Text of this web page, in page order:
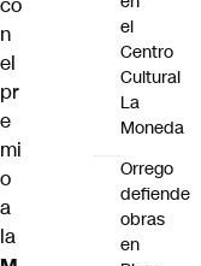
n
el
pr
e
mi
o
a
la
el
Centro
Cultural
La
Moneda
Orrego
defiende
obras
en